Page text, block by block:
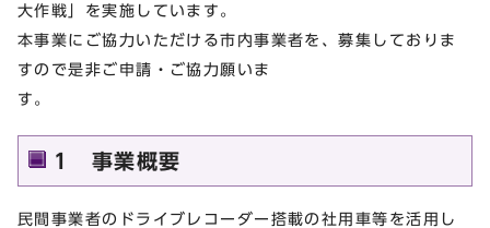
大作戦」を実施しています。
本事業にご協力いただける市内事業者を、募集しておりま
すので是非ご申請・ご協力願いま
す。
1 事業概要
民間事業者のドライブレコーダー搭載の社用車等を活用し